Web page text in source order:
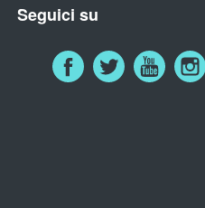
Seguici su